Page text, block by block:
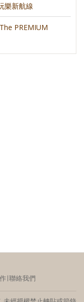
樂新航線
PREMIUM
∣聯絡我們